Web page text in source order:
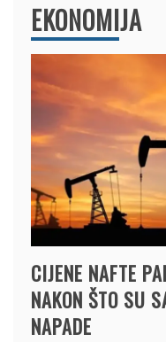
EKONOMIJA
CIJENE NAFTE
NAKON ŠTO SU
NAPADE